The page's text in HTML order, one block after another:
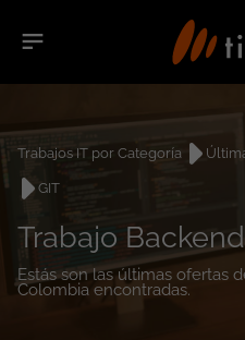
Trabajos IT por Categoría
GIT
Trabajo
Estás son las últimas ofertas
Colombia encontradas.